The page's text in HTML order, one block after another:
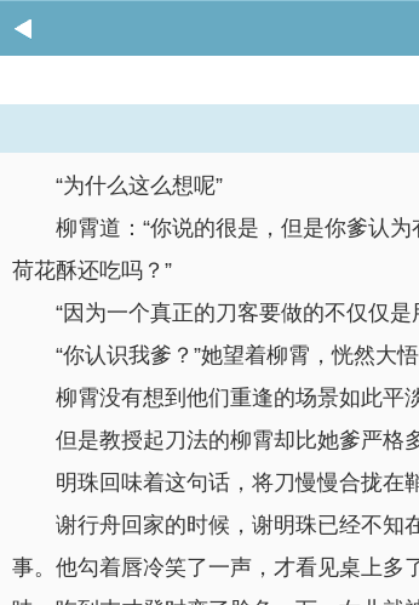
“为什么这么想呢”
柳霄道：“你说的很是，但是你爹认
荷花酥还吃吗？”
“因为一个真正的刀客要做的不仅仅是
“你认识我爹？”她望着柳霄，恍然大
柳霄没有想到他们重逢的场景如此平
但是教授起刀法的柳霄却比她爹严格
明珠回味着这句话，将刀慢慢合拢在
谢行舟回家的时候，谢明珠已经不知
事。他勾着唇冷笑了一声，才看见桌上多